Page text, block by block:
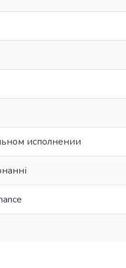
исполнении